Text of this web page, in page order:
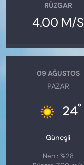
RÜZGAR
4.00 M/S
09 AĞUSTOS
PAZAR
24°
Güneşli
Nem: %28